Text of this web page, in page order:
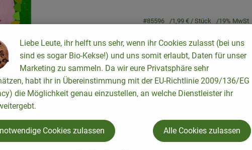
#85596 1,99 € / Stück 19% MwSt
Rezepte
passenden Rezepte gefunden.
Liebe Leute, ihr helft uns sehr, wenn ihr Cookies zulasst (bei uns
sind es sogar Bio-Kekse!) und uns somit erlaubt, Daten für unser
Marketing zu sammeln. Da wir eure Privatsphäre sehr
habt ihr in Übereinstimmung mit der EU-Richtlinie 2009/136/EG
die Möglichkeit genau einzustellen, an welche Dienstleister ihr
Cookies zulassen Alle Cookies zulassen